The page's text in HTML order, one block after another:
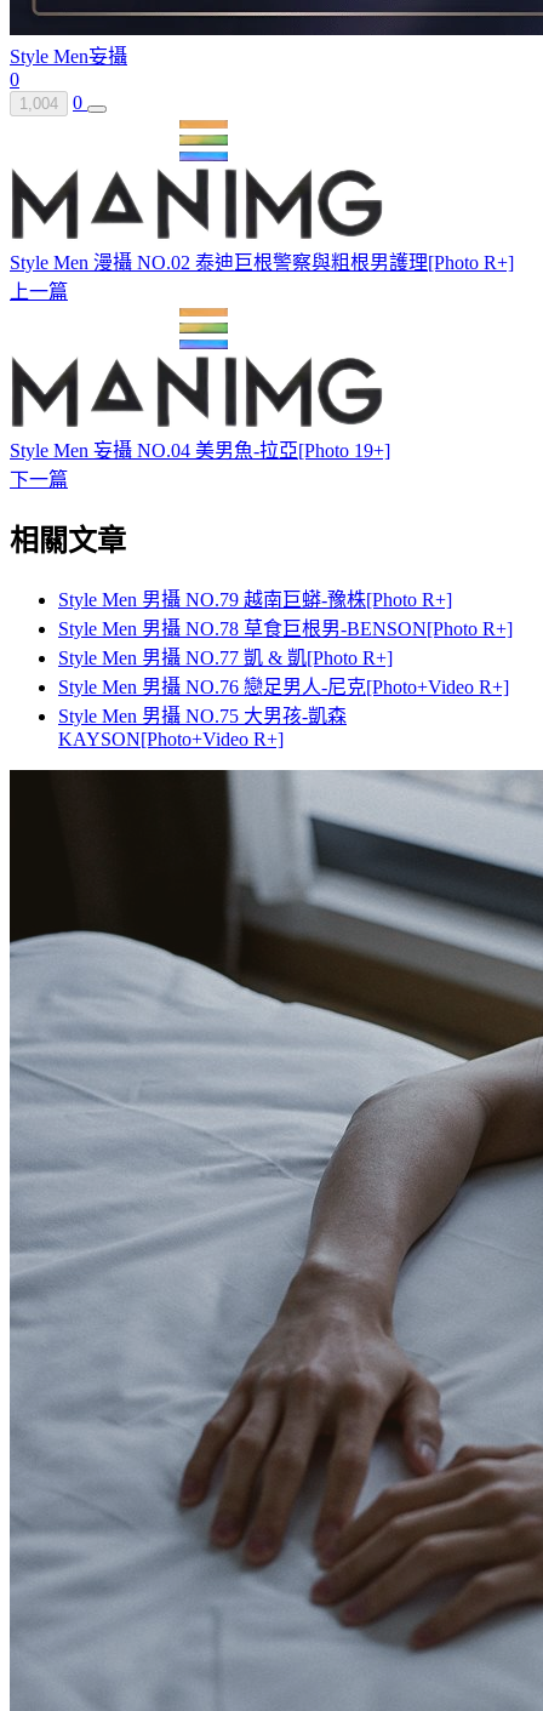
Style Men妄攝
0
1,004 0
Style Men 漫攝 NO.02 泰迪巨根警察與粗根男護理[Photo R+]
上一篇
Style Men 妄攝 NO.04 美男魚-拉亞[Photo 19+]
下一篇
相關文章
Style Men 男攝 NO.79 越南巨蟒-豫株[Photo R+]
Style Men 男攝 NO.78 草食巨根男-BENSON[Photo R+]
Style Men 男攝 NO.77 凱 & 凱[Photo R+]
Style Men 男攝 NO.76 戀足男人-尼克[Photo+Video R+]
Style Men 男攝 NO.75 大男孩-凱森
KAYSON[Photo+Video R+]